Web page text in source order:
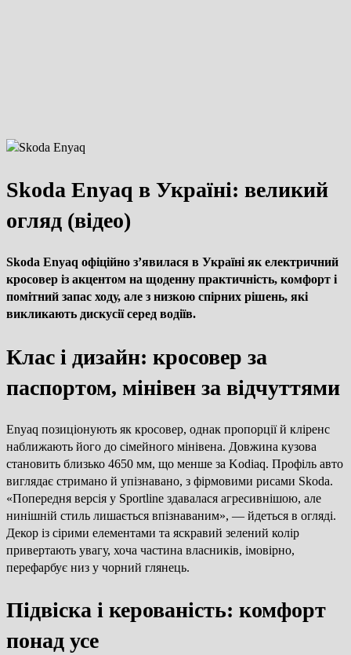
Skoda Enyaq в Україні: великий
огляд (відео)
Skoda Enyaq офіційно з’явилася в Україні як електричний
кросовер із акцентом на щоденну практичність, комфорт і
помітний запас ходу, але з низкою спірних рішень, які
викликають дискусії серед водіїв.
Клас і дизайн: кросовер за
паспортом, мінівен за відчуттями
Enyaq позиціонують як кросовер, однак пропорції й кліренс
наближають його до сімейного мінівена. Довжина кузова
становить близько 4650 мм, що менше за Kodiaq. Профіль авто
виглядає стримано й упізнавано, з фірмовими рисами Skoda.
«Попередня версія у Sportline здавалася агресивнішою, але
нинішній стиль лишається впізнаваним», — йдеться в огляді.
Декор із сірими елементами та яскравий зелений колір
привертають увагу, хоча частина власників, імовірно,
перефарбує низ у чорний глянець.
Підвіска і керованість: комфорт
понад усе